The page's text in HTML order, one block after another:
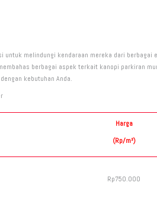
melindungi kendaraan mereka dari
berbagai aspek terkait kanopi parkiran
kebutuhan Anda.
Harga
(Rp/m²)
Rp750.000